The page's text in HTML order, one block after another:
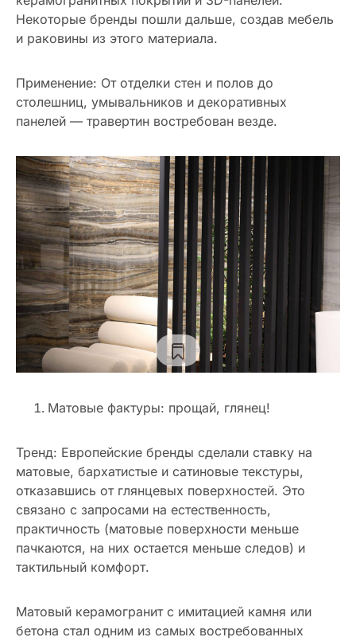
Некоторые бренды пошли дальше, создав мебель
и раковины из этого материала.
Применение: От отделки стен и полов до
столешниц, умывальников и декоративных
панелей — травертин востребован везде.
Матовые фактуры: прощай, глянец!
Тренд: Европейские бренды сделали ставку на
матовые, бархатистые и сатиновые текстуры,
отказавшись от глянцевых поверхностей. Это
связано с запросами на естественность,
практичность (матовые поверхности меньше
пачкаются, на них остается меньше следов) и
тактильный комфорт.
Матовый керамогранит с имитацией камня или
бетона стал одним из самых востребованных